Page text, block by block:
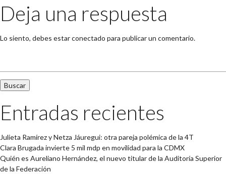
Deja una respuesta
Lo siento, debes estarconectado para publicar un comentario.
Entradas recientes
Julieta Ramírez y Netza Jáuregui: otra pareja polémica de la 4T
Clara Brugada invierte 5 mil mdp en movilidad para la CDMX
Quién es Aureliano Hernández, el nuevo titular de la Auditoría Superior
de la Federación